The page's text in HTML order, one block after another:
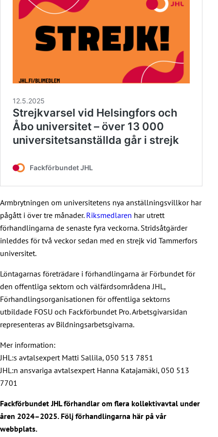
Armbrytningen om universitetens nya anställningsvillkor har
pågått i över tre månader. Riksmedlaren har utrett
förhandlingarna de senaste fyra veckorna. Stridsåtgärder
inleddes för två veckor sedan med en strejk vid Tammerfors
universitet.
Löntagarnas företrädare i förhandlingarna är Förbundet för
den offentliga sektorn och välfärdsområdena JHL,
Förhandlingsorganisationen för offentliga sektorns
utbildade FOSU och Fackförbundet Pro. Arbetsgivarsidan
representeras av Bildningsarbetsgivarna.
Mer information:
JHL:s avtalsexpert Matti Sallila, 050 513 7851
JHL:n ansvariga avtalsexpert Hanna Katajamäki, 050 513
7701
Fackförbundet JHL förhandlar om flera kollektivavtal under
åren 2024–2025. Följ förhandlingarna här på vår
webbplats.